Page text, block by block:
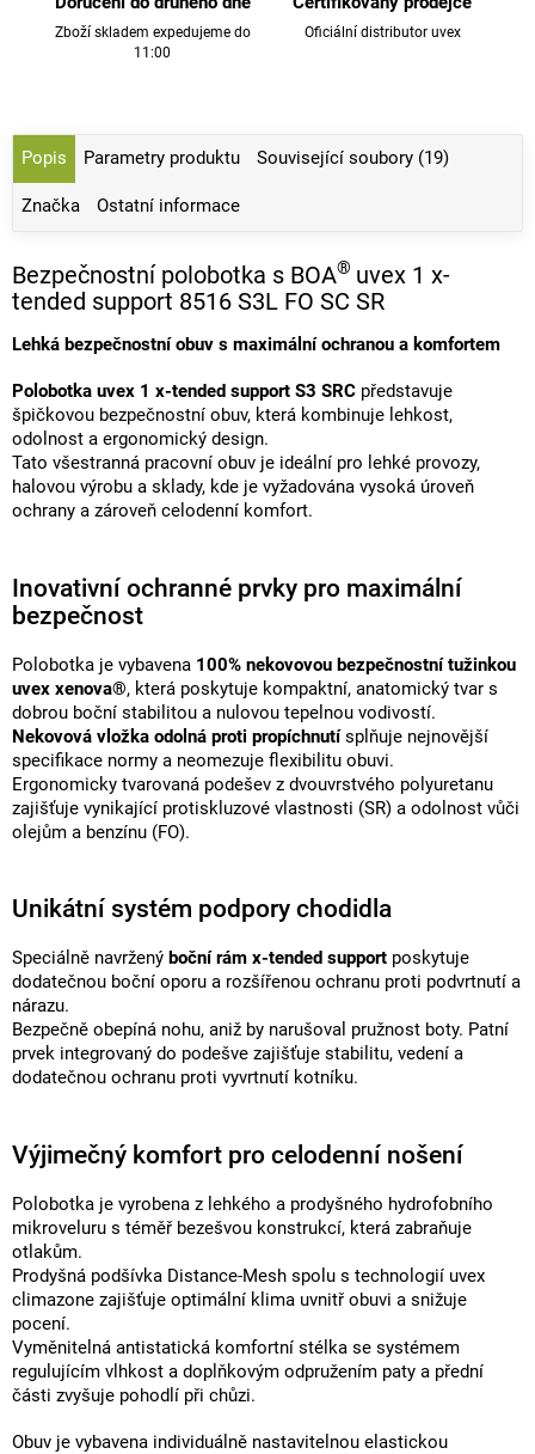
Zboží skladem expedujeme do
11:00
Oficiální distributor uvex
Popis Parametry produktu Související soubory (19)
Značka Ostatní informace
Bezpečnostní polobotka s BOA® uvex 1 x-
tended support 8516 S3L FO SC SR
Lehká bezpečnostní obuv s maximální ochranou a komfortem
Polobotka uvex 1 x-tended support S3 SRC představuje
špičkovou bezpečnostní obuv, která kombinuje lehkost,
odolnost a ergonomický design.
Tato všestranná pracovní obuv je ideální pro lehké provozy,
halovou výrobu a sklady, kde je vyžadována vysoká úroveň
ochrany a zároveň celodenní komfort.
Inovativní ochranné prvky pro maximální
bezpečnost
Polobotka je vybavena 100% nekovovou bezpečnostní tužinkou
uvex xenova®, která poskytuje kompaktní, anatomický tvar s
dobrou boční stabilitou a nulovou tepelnou vodivostí.
Nekovová vložka odolná proti propíchnutísplňuje nejnovější
specifikace normy a neomezuje flexibilitu obuvi.
Ergonomicky tvarovaná podešev z dvouvrstvého polyuretanu
zajišťuje vynikající protiskluzové vlastnosti (SR) a odolnost vůči
olejům a benzínu (FO).
Unikátní systém podpory chodidla
Speciálně navržený boční rám x-tended support poskytuje
dodatečnou boční oporu a rozšířenou ochranu proti podvrtnutí a
nárazu.
Bezpečně obepíná nohu, aniž by narušoval pružnost boty. Patní
prvek integrovaný do podešve zajišťuje stabilitu, vedení a
dodatečnou ochranu proti vyvrtnutí kotníku.
Výjimečný komfort pro celodenní nošení
Polobotka je vyrobena z lehkého a prodyšného hydrofobního
mikroveluru s téměř bezešvou konstrukcí, která zabraňuje
otlakům.
Prodyšná podšívka Distance-Mesh spolu s technologií uvex
climazone zajišťuje optimální klima uvnitř obuvi a snižuje
pocení.
Vyměnitelná antistatická komfortní stélka se systémem
regulujícím vlhkost a doplňkovým odpružením paty a přední
části zvyšuje pohodlí při chůzi.
Obuv je vybavena individuálně nastavitelnou elastickou